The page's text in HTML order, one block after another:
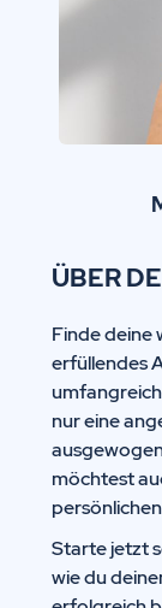
ÜBER
Finde deine
erfüllendes
nur eine
möchtest
Starte jetzt
wie du